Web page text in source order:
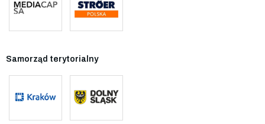
Samorząd terytorialny